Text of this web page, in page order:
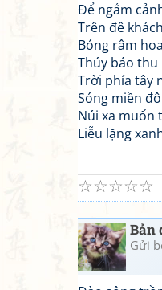
Để ngắm
Trên đê
Bóng râm
Thúy báo
Trời phía tây
Sóng miền
Núi xa muốn
Liễu lặng
☆
☆
☆
☆
☆
Bản
Gửi